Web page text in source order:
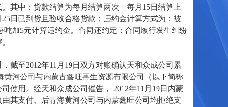
其中：货款结算为每月结算两次，每月15日结算上
日已到货且验收合格货款；违约金计算方式为：被
加5元计算违约金。合同还约定：合同履行发生纠纷
至2012年11月19日双方对账确认天和众成公司累
黄河公司与内蒙古鑫旺再生资源有限公司（以下简称
使用。经天和众成公司催告， 2012年11月19日内蒙
其支付。后青海黄河公司与内蒙鑫旺公司均拒绝支